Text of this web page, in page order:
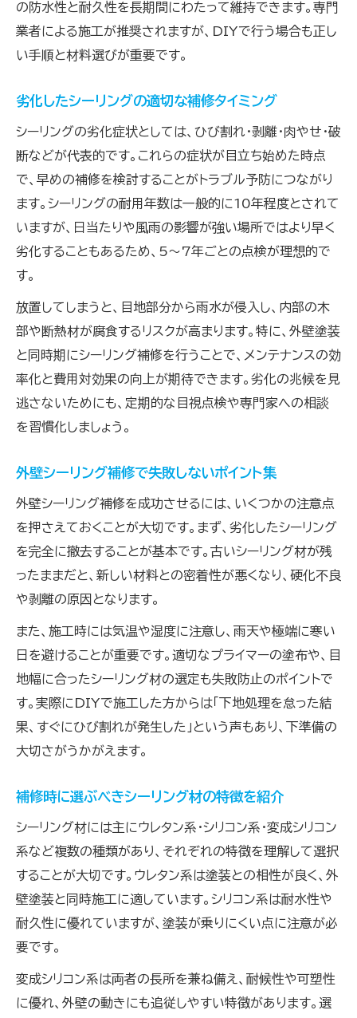
の防水性と耐久性を長期間にわたって維持できます。専門
業者による施工が推奨されますが、DIYで行う場合も正し
い手順と材料選びが重要です。
劣化したシーリングの適切な補修タイミング
シーリングの劣化症状としては、ひび割れ・剥離・肉やせ・破
断などが代表的です。これらの症状が目立ち始めた時点
で、早めの補修を検討することがトラブル予防につながり
ます。シーリングの耐用年数は一般的に10年程度とされて
いますが、日当たりや風雨の影響が強い場所ではより早く
劣化することもあるため、5～7年ごとの点検が理想的で
す。
放置してしまうと、目地部分から雨水が侵入し、内部の木
部や断熱材が腐食するリスクが高まります。特に、外壁塗装
と同時期にシーリング補修を行うことで、メンテナンスの効
率化と費用対効果の向上が期待できます。劣化の兆候を見
逃さないためにも、定期的な目視点検や専門家への相談
を習慣化しましょう。
外壁シーリング補修で失敗しないポイント集
外壁シーリング補修を成功させるには、いくつかの注意点
を押さえておくことが大切です。まず、劣化したシーリング
を完全に撤去することが基本です。古いシーリング材が残
ったままだと、新しい材料との密着性が悪くなり、硬化不良
や剥離の原因となります。
また、施工時には気温や湿度に注意し、雨天や極端に寒い
日を避けることが重要です。適切なプライマーの塗布や、目
地幅に合ったシーリング材の選定も失敗防止のポイントで
す。実際にDIYで施工した方からは「下地処理を怠った結
果、すぐにひび割れが発生した」という声もあり、下準備の
大切さがうかがえます。
補修時に選ぶべきシーリング材の特徴を紹介
シーリング材には主にウレタン系・シリコン系・変成シリコン
系など複数の種類があり、それぞれの特徴を理解して選択
することが大切です。ウレタン系は塗装との相性が良く、外
壁塗装と同時施工に適しています。シリコン系は耐水性や
耐久性に優れていますが、塗装が乗りにくい点に注意が必
要です。
変成シリコン系は両者の長所を兼ね備え、耐候性や可塑性
に優れ、外壁の動きにも追従しやすい特徴があります。選